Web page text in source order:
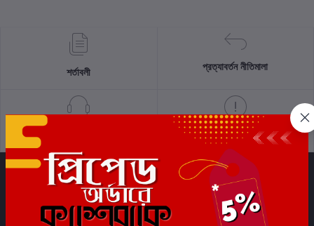
শর্তাবলী প্রত্যাবর্তন নীতিমালা
গোপনীয়তা নীতি